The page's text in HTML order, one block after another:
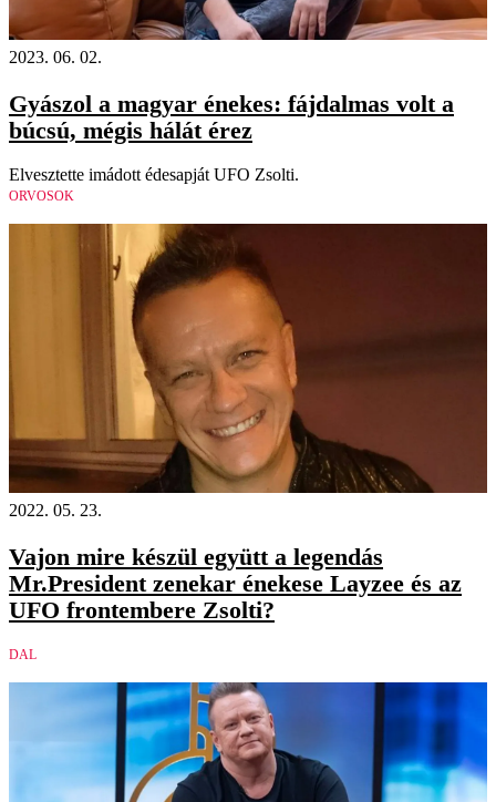
2023. 06. 02.
Gyászol a magyar énekes: fájdalmas volt a
búcsú, mégis hálát érez
Elvesztette imádott édesapját UFO Zsolti.
ORVOSOK
2022. 05. 23.
Vajon mire készül együtt a legendás
Mr.President zenekar énekese Layzee és az
UFO frontembere Zsolti?
DAL